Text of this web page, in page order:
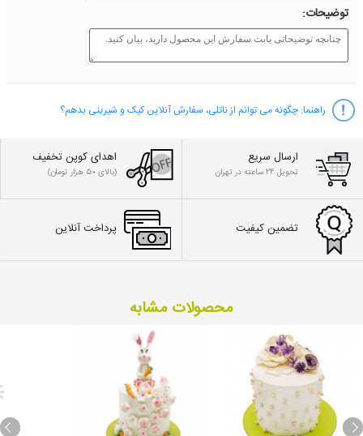
توضیحات:
راهنما: چگونه می توانم از ناتلی، سفارش آنلاین کیک و شیرینی بدهم؟
ارسال سریع
تحویل 24 ساعته در تهران
اهدای کوپن تخفیف
(بالای 50 هزار تومان)
تضمین کیفیت پرداخت آنلاین
محصولات مشابه